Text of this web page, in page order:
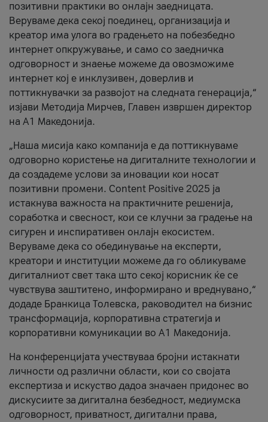
позитивни практики во онлајн заедницата.
Веруваме дека секој поединец, организација и
креатор има улога во градењето на побезбедно
интернет опкружување, и само со заедничка
одговорност и знаење можеме да овозможиме
интернет кој е инклузивен, доверлив и
поттикнувачки за развојот на следната генерација,“
изјави Методија Мирчев, Главен извршен директор
на А1 Македонија.
„Наша мисија како компанија е да поттикнуваме
одговорно користење на дигиталните технологии и
да создадеме услови за иновации кои носат
позитивни промени. Content Positive 2025 ја
истакнува важноста на практичните решенија,
соработка и свесност, кои се клучни за градење на
сигурен и инспиративен онлајн екосистем.
Веруваме дека со обединување на експерти,
креатори и институции можеме да го обликуваме
дигиталниот свет така што секој корисник ќе се
чувствува заштитено, информирано и вреднувано,“
додаде Бранкица Толевска, раководител на бизнис
трансформација, корпоративна стратегија и
корпоративни комуникации во А1 Македонија.
На конференцијата учествуваа бројни истакнати
личности од различни области, кои со својата
експертиза и искуство дадоа значаен придонес во
дискусиите за дигитална безбедност, медиумска
одговорност, приватност, дигитални права,